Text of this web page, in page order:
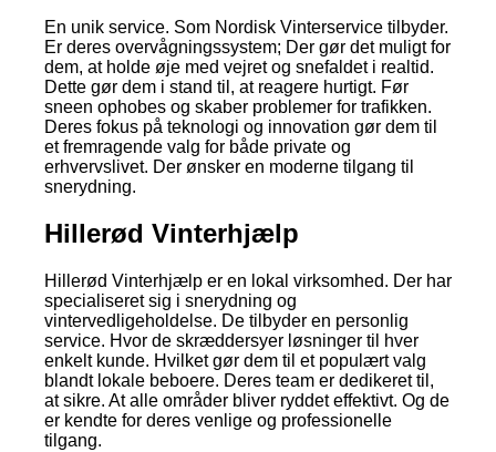
En unik service. Som Nordisk Vinterservice tilbyder.
Er deres overvågningssystem; Der gør det muligt for
dem, at holde øje med vejret og snefaldet i realtid.
Dette gør dem i stand til, at reagere hurtigt. Før
sneen ophobes og skaber problemer for trafikken.
Deres fokus på teknologi og innovation gør dem til
et fremragende valg for både private og
erhvervslivet. Der ønsker en moderne tilgang til
snerydning.
Hillerød Vinterhjælp
Hillerød Vinterhjælp er en lokal virksomhed. Der har
specialiseret sig i snerydning og
vintervedligeholdelse. De tilbyder en personlig
service. Hvor de skræddersyer løsninger til hver
enkelt kunde. Hvilket gør dem til et populært valg
blandt lokale beboere. Deres team er dedikeret til,
at sikre. At alle områder bliver ryddet effektivt. Og de
er kendte for deres venlige og professionelle
tilgang.